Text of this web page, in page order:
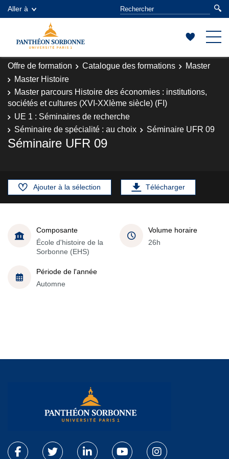
Aller à
Offre de formation Catalogue des formations
Master
Master Histoire
Master parcours Histoire des économies : institutions,
sociétés et cultures (XVI-XXIème siècle) (FI)
UE 1 : Séminaires de recherche
Séminaire de spécialité : au choix
Séminaire UFR 09
Séminaire UFR 09
Ajouter à la sélection Télécharger
Composante
École d'histoire de la
Sorbonne (EHS)
Volume horaire
26h
Période de l'année
Automne